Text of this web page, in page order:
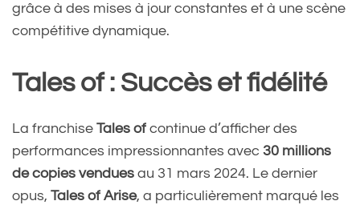
grâce à des mises à jour constantes et à une scène
compétitive dynamique.
Tales of : Succès et fidélité
La franchise Tales of continue d’afficher des
performances impressionnantes avec 30 millions
de copies vendues au 31 mars 2024. Le dernier
opus, Tales of Arise, a particulièrement marqué les